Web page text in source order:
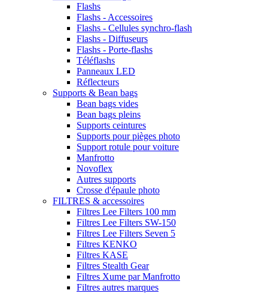
Flashs
Flashs - Accessoires
Flashs - Cellules synchro-flash
Flashs - Diffuseurs
Flashs - Porte-flashs
Téléflashs
Panneaux LED
Réflecteurs
Supports & Bean bags
Bean bags vides
Bean bags pleins
Supports ceintures
Supports pour pièges photo
Support rotule pour voiture
Manfrotto
Novoflex
Autres supports
Crosse d'épaule photo
FILTRES & accessoires
Filtres Lee Filters 100 mm
Filtres Lee Filters SW-150
Filtres Lee Filters Seven 5
Filtres KENKO
Filtres KASE
Filtres Stealth Gear
Filtres Xume par Manfrotto
Filtres autres marques